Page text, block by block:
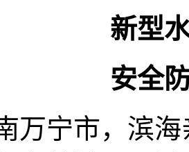
新型
安全
宁市，滨海